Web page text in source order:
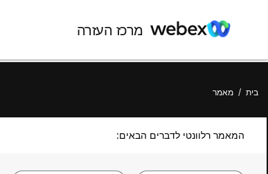
מרכז העזרה
בית / מאמר
המאמר רלוונטי לדברים הבאים: